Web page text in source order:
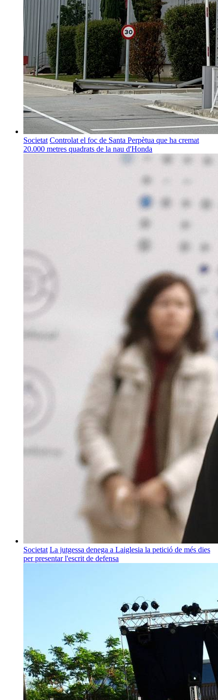
Societat Controlat el foc de Santa Perpètua que ha cremat
20.000 metres quadrats de la nau d'Honda
Societat La jutgessa denega a Laiglesia la petició de més dies
per presentar l'escrit de defensa